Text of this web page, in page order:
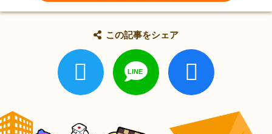
この記事をシェア